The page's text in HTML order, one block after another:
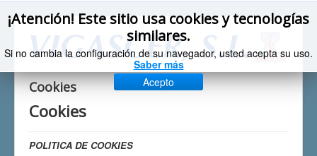
Cookies
¡Atención! Este sitio usa cookies y tecnologías
similares.
Si no cambia la configuración de su navegador, usted acepta su uso.
Saber más
Acepto
Cookies
POLITICA DE COOKIES